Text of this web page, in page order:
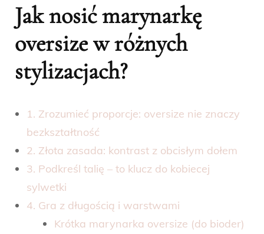
Jak nosić marynarkę
oversize w różnych
stylizacjach?
1. Zrozumieć proporcje: oversize nie znaczy
bezkształtność
2. Złota zasada: kontrast z obcisłym dołem
3. Podkreśl talię – to klucz do kobiecej
sylwetki
4. Gra z długością i warstwami
Krótka marynarka oversize (do bioder)